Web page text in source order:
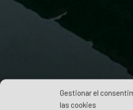
Gestionar el
las cookies